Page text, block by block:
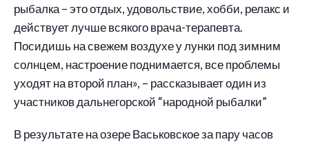
рыбалка – это отдых, удовольствие, хобби, релакс и
действует лучше всякого врача-терапевта.
Посидишь на свежем воздухе у лунки под зимним
солнцем, настроение поднимается, все проблемы
уходят на второй план», – рассказывает один из
участников дальнегорской “народной рыбалки”
В результате на озере Васьковское за пару часов